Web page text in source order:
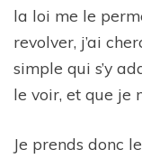
la loi me le
revolver, j’ai
simple qui s’y
le voir, et que je
Je prends donc